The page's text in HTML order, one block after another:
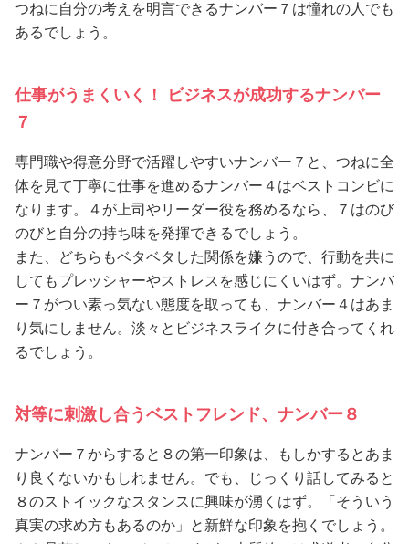
つねに自分の考えを明言できるナンバー７は憧れの人でも
あるでしょう。
仕事がうまくいく！ ビジネスが成功するナンバー
７
専門職や得意分野で活躍しやすいナンバー７と、つねに全
体を見て丁寧に仕事を進めるナンバー４はベストコンビに
なります。４が上司やリーダー役を務めるなら、７はのび
のびと自分の持ち味を発揮できるでしょう。
また、どちらもベタベタした関係を嫌うので、行動を共に
してもプレッシャーやストレスを感じにくいはず。ナンバ
ー７がつい素っ気ない態度を取っても、ナンバー４はあま
り気にしません。淡々とビジネスライクに付き合ってくれ
るでしょう。
対等に刺激し合うベストフレンド、ナンバー８
ナンバー７からすると８の第一印象は、もしかするとあま
り良くないかもしれません。でも、じっくり話してみると
８のストイックなスタンスに興味が湧くはず。「そういう
真実の求め方もあるのか」と新鮮な印象を抱くでしょう。